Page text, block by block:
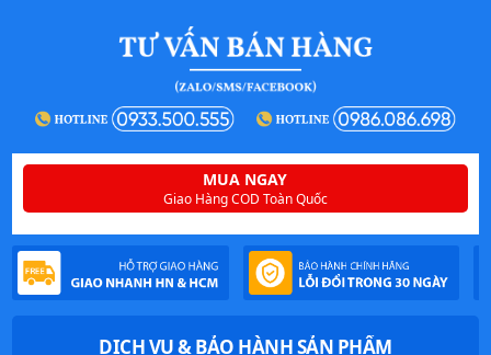
MUA NGAY
Giao Hàng COD Toàn Quốc
DỊCH VỤ & BẢO HÀNH SẢN PHẨM